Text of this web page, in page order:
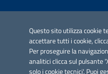
Questo sito utilizza cookie
accettare tutti i cookie,
Per proseguire la
analitici clicca sul pulsante
solo i cookie tecnici'. Puoi
Azione 2.3.